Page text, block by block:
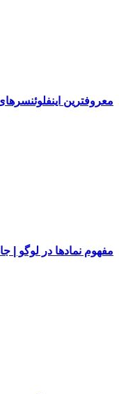
معروفترین اینفلوئنسرهای
مفهوم نمادها در لوگو |